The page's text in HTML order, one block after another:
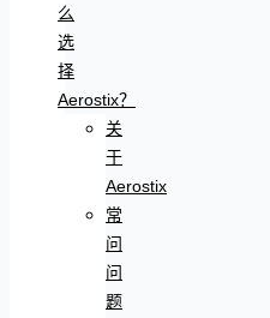
么
选
择
Aerostix？
关
于
Aerostix
常
问
问
题